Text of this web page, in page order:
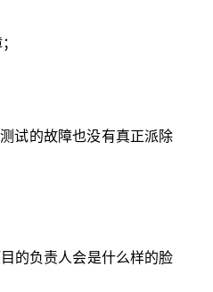
试的故障也没有真正派除
的负责人会是什么样的脸